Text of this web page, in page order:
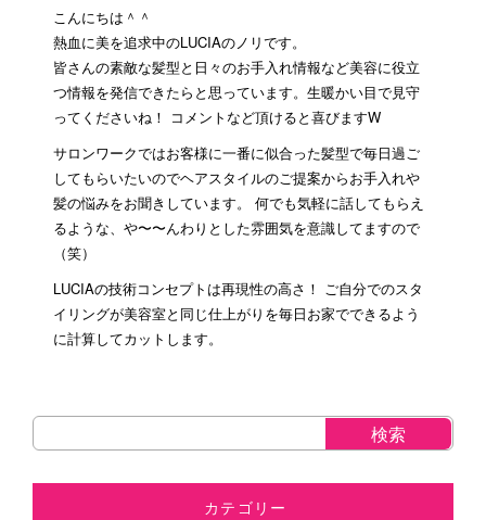
こんにちは＾＾
熱血に美を追求中のLUCIAのノリです。
皆さんの素敵な髪型と日々のお手入れ情報など美容に役立
つ情報を発信できたらと思っています。生暖かい目で見守
ってくださいね！ コメントなど頂けると喜びますW
サロンワークではお客様に一番に似合った髪型で毎日過ご
してもらいたいのでヘアスタイルのご提案からお手入れや
髪の悩みをお聞きしています。 何でも気軽に話してもらえ
るような、や〜〜んわりとした雰囲気を意識してますので
（笑）
LUCIAの技術コンセプトは再現性の高さ！ ご自分でのスタ
イリングが美容室と同じ仕上がりを毎日お家でできるよう
に計算してカットします。
カテゴリー